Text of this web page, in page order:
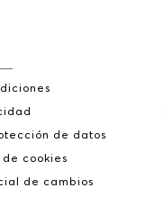
de datos
cookies
de cambios